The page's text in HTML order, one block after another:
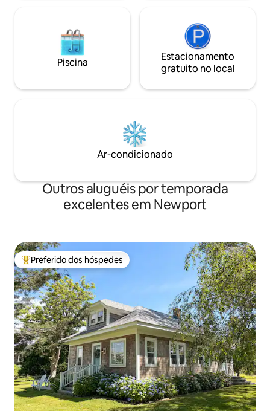
Piscina
Estacionamento
gratuito no local
Ar-condicionado
Outros aluguéis por temporada
excelentes em Newport
Entre os melhores preferidos dos hóspedes
Preferido dos hóspedes